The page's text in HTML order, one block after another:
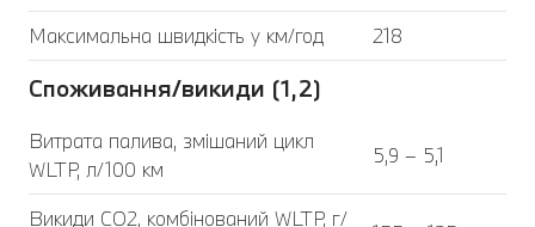
Максимальна швидкість у км/год
218
Споживання/викиди (1,2)
Витрата палива, змішаний цикл
WLTP, л/100 км
5,9 – 5,1
Викиди CO2, комбінований WLTP, г/